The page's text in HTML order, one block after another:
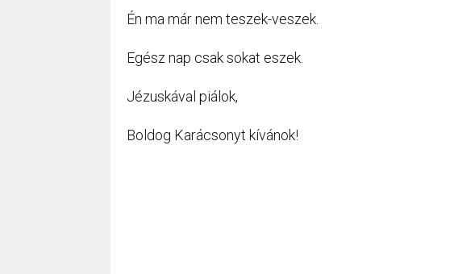
Én ma már nem teszek-veszek.
Egész nap csak sokat eszek.
Jézuskával piálok,
Boldog Karácsonyt kívánok!